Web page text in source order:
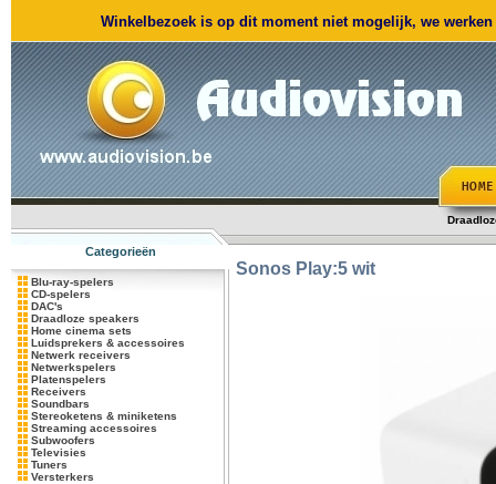
Winkelbezoek is op dit moment niet mogelijk, we
Categorieën
Blu-ray-spelers
CD-spelers
DAC's
Draadloze speakers
Home cinema sets
Luidsprekers & accessoires
Netwerk receivers
Netwerkspelers
Platenspelers
Receivers
Soundbars
Stereoketens & miniketens
Streaming accessoires
Subwoofers
Televisies
Tuners
Versterkers
Sonos Play:5 wit